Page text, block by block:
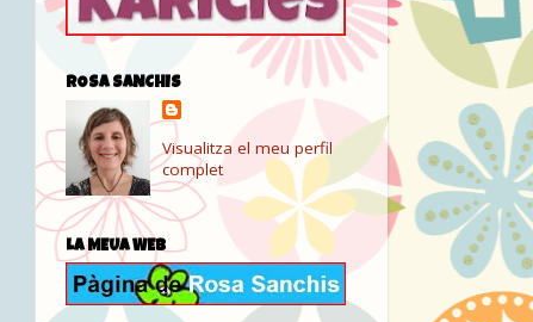
ROSA SANCHIS
Visualitza el meu perfil
complet
LA MEUA WEB